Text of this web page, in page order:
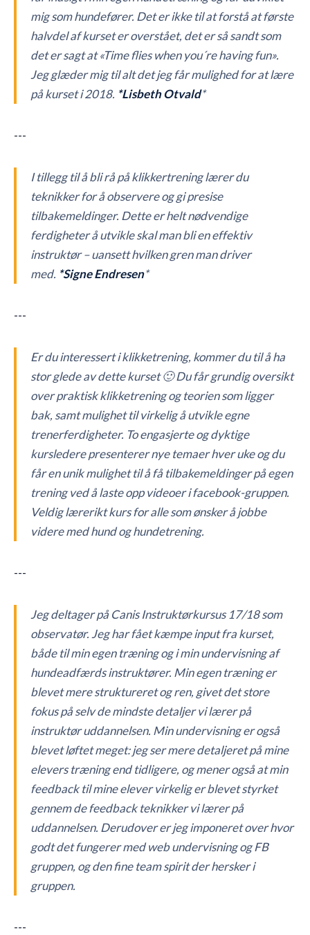
mig som hundefører. Det er ikke til at forstå at første
halvdel af kurset er overstået, det er så sandt som
det er sagt at «Time flies when you´re having fun».
Jeg glæder mig til alt det jeg får mulighed for at lære
på kurset i 2018. *Lisbeth Otvald*
---
I tillegg til å bli rå på klikkertrening lærer du
teknikker for å observere og gi presise
tilbakemeldinger. Dette er helt nødvendige
ferdigheter å utvikle skal man bli en effektiv
instruktør – uansett hvilken gren man driver
med. *Signe Endresen*
---
Er du interessert i klikketrening, kommer du til å ha
stor glede av dette kurset 🙂 Du får grundig oversikt
over praktisk klikketrening og teorien som ligger
bak, samt mulighet til virkelig å utvikle egne
trenerferdigheter. To engasjerte og dyktige
kursledere presenterer nye temaer hver uke og du
får en unik mulighet til å få tilbakemeldinger på egen
trening ved å laste opp videoer i facebook-gruppen.
Veldig lærerikt kurs for alle som ønsker å jobbe
videre med hund og hundetrening.
---
Jeg deltager på Canis Instruktørkursus 17/18 som
observatør. Jeg har fået kæmpe input fra kurset,
både til min egen træning og i min undervisning af
hundeadfærds instruktører. Min egen træning er
blevet mere struktureret og ren, givet det store
fokus på selv de mindste detaljer vi lærer på
instruktør uddannelsen. Min undervisning er også
blevet løftet meget: jeg ser mere detaljeret på mine
elevers træning end tidligere, og mener også at min
feedback til mine elever virkelig er blevet styrket
gennem de feedback teknikker vi lærer på
uddannelsen. Derudover er jeg imponeret over hvor
godt det fungerer med web undervisning og FB
gruppen, og den fine team spirit der hersker i
gruppen.
---